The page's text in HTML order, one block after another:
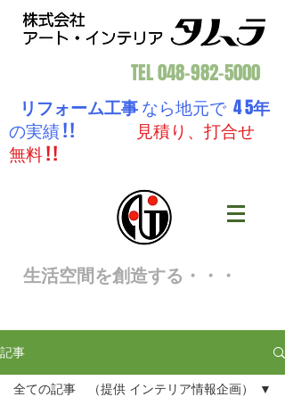
TEL048-982-5000
リフォーム工事なら地元で 4 5年
の実績 ! !
見積り、打合せ
無料 ! !
生活空間を創造する・・・
記事
全ての記事 （提供 インテリア情報企画）